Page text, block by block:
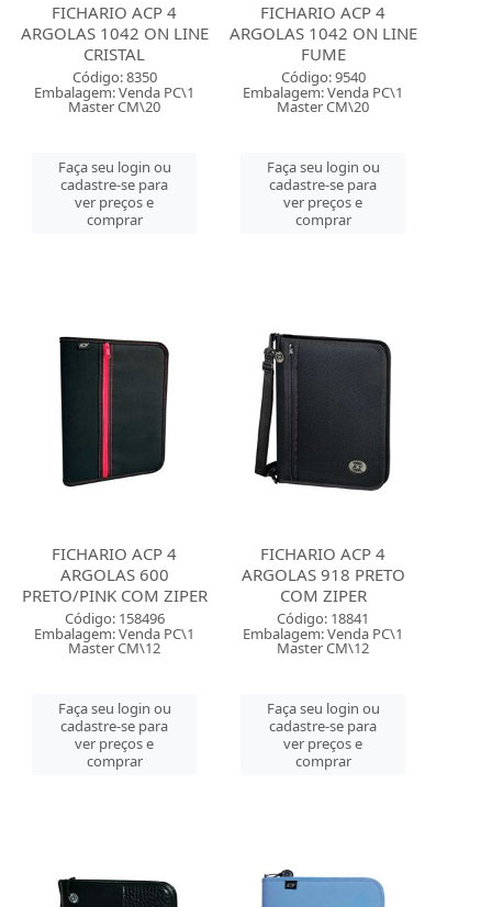
FICHARIO ACP 4
ARGOLAS 1042 ON LINE
CRISTAL
Código: 8350
Embalagem: Venda PC\1
Master CM\20
Faça seu login ou
cadastre-se para
ver preços e
comprar
FICHARIO ACP 4
ARGOLAS 1042 ON LINE
FUME
Código: 9540
Embalagem: Venda PC\1
Master CM\20
Faça seu login ou
cadastre-se para
ver preços e
comprar
FICHARIO ACP 4
ARGOLAS 600
PRETO/PINK COM ZIPER
Código: 158496
Embalagem: Venda PC\1
Master CM\12
Faça seu login ou
cadastre-se para
ver preços e
comprar
FICHARIO ACP 4
ARGOLAS 918 PRETO
COM ZIPER
Código: 18841
Embalagem: Venda PC\1
Master CM\12
Faça seu login ou
cadastre-se para
ver preços e
comprar